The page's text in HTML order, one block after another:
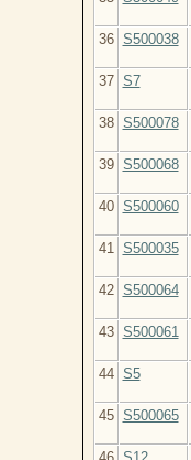
36 S500038
37 S7
38 S500078
39 S500068
40 S500060
41
S500035
42 S500064
43 S500061
44 S5
45 S500065